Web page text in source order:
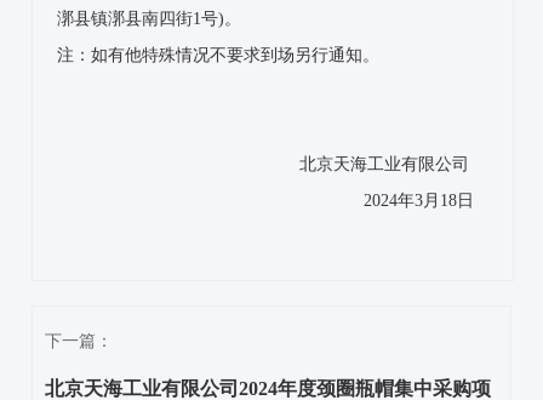
漷县镇漷县南四街1号)。
注：如有他特殊情况不要求到场另行通知。
北京天海工业有限公司
2024年3月18日
下一篇：
北京天海工业有限公司2024年度颈圈瓶帽集中采购项